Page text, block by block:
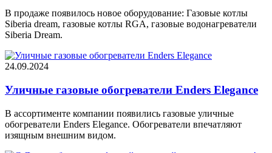
В продаже появилось новое оборудование: Газовые котлы
Siberia dream, газовые котлы RGA, газовые водонагреватели
Siberia Dream.
24.09.2024
Уличные газовые обогреватели Enders Elegance
В ассортименте компании появились газовые уличные
обогреватели Enders Elegance. Обогреватели впечатляют
изящным внешним видом.